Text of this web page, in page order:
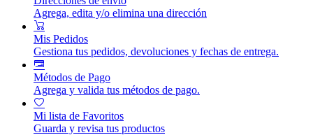
Agrega, edita y/o elimina una dirección
Mis Pedidos
Gestiona tus pedidos, devoluciones y fechas de entrega.
Métodos de Pago
Agrega y valida tus métodos de pago.
Mi lista de Favoritos
Guarda y revisa tus productos